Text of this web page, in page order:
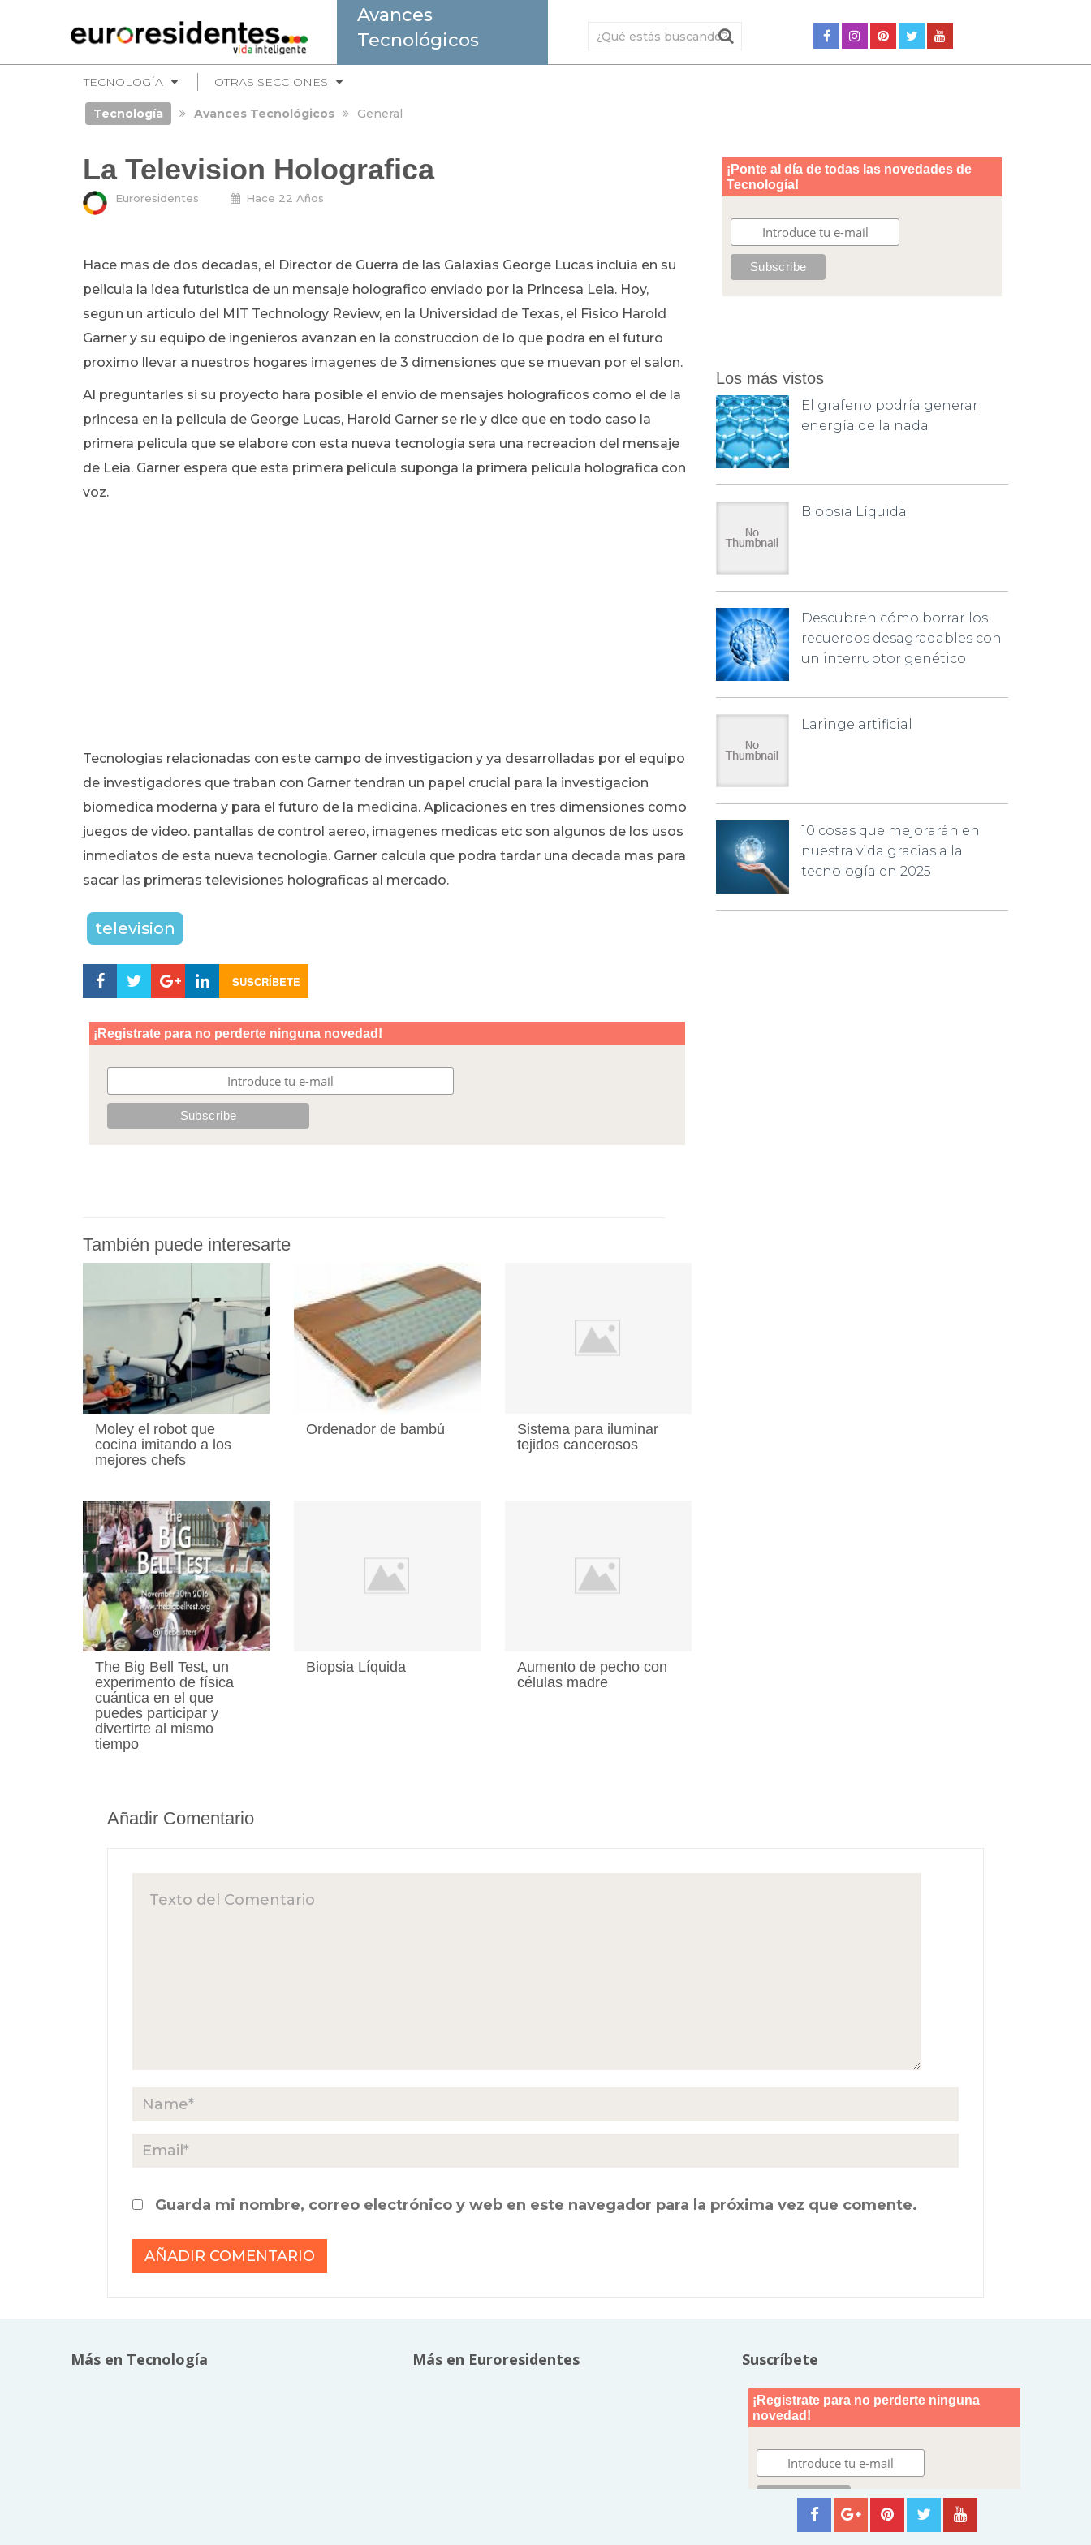
Avances
Tecnológicos
TECNOLOGÍA OTRAS SECCIONES
Tecnología Avances Tecnológicos General
La Television Holografica
Euroresidentes Hace 22 Años
Hace mas de dos decadas, el Director de Guerra de las Galaxias George Lucas incluia en su
pelicula la idea futuristica de un mensaje holografico enviado por la Princesa Leia. Hoy,
segun un articulo del MIT Technology Review, en la Universidad de Texas, el Fisico Harold
Garner y su equipo de ingenieros avanzan en la construccion de lo que podra en el futuro
proximo llevar a nuestros hogares imagenes de 3 dimensiones que se muevan por el salon.
Al preguntarles si su proyecto hara posible el envio de mensajes holograficos como el de la
princesa en la pelicula de George Lucas, Harold Garner se rie y dice que en todo caso la
primera pelicula que se elabore con esta nueva tecnologia sera una recreacion del mensaje
de Leia. Garner espera que esta primera pelicula suponga la primera pelicula holografica con
voz.
Tecnologias relacionadas con este campo de investigacion y ya desarrolladas por el equipo
de investigadores que traban con Garner tendran un papel crucial para la investigacion
biomedica moderna y para el futuro de la medicina. Aplicaciones en tres dimensiones como
juegos de video. pantallas de control aereo, imagenes medicas etc son algunos de los usos
inmediatos de esta nueva tecnologia. Garner calcula que podra tardar una decada mas para
sacar las primeras televisiones holograficas al mercado.
television
SUSCRÍBETE
También puede interesarte
Moley el robot que
cocina imitando a los
mejores chefs
Ordenador de bambú
Sistema para iluminar
tejidos cancerosos
The Big Bell Test, un
experimento de física
cuántica en el que
puedes participar y
divertirte al mismo
tiempo
Biopsia Líquida
Aumento de pecho con
células madre
Los más vistos
El grafeno podría generar
energía de la nada
Biopsia Líquida
Descubren cómo borrar los
recuerdos desagradables con
un interruptor genético
Laringe artificial
10 cosas que mejorarán en
nuestra vida gracias a la
tecnología en 2025
Añadir Comentario
Guarda mi nombre, correo electrónico y web en este navegador para la próxima vez que comente.
Más en Tecnología Más en Euroresidentes Suscríbete